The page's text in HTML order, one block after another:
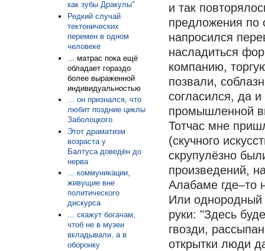
как зубы Дракулы"
Редкий случай
тектонических
перемен в одном
человеке
... матрас пока ещё
обладает гораздо
более выраженной
индивидуальностью
... он признался, что
любит поздние циклы
Заболоцкого
Этот драматизм
возраста у
Балтуса доведён до
нерва
... коммуникации,
живущие вне
политического
дискурса
... скажут богачам,
чтоб не в музеи
вкладывали, а в
оборонку
и так
предложения по
напросился
насладиться
компанию,
позвали,
согласился, да
промышленной
Тотчас мне
(скучного
скрупулёзно
произведений,
Алабаме где–то
Или однородный
руки: "Здесь
гвозди,
открытки люди